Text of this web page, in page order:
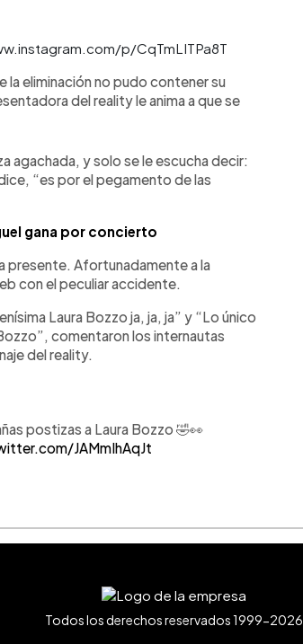
p/CqTmLITPa8T
la eliminación no pudo contener su
del reality le anima a que se
agachada, y solo se le escucha decir:
“es por el pegamento de las
gana por concierto
presente. Afortunadamente a la
con el peculiar accidente.
Laura Bozzo ja, ja, ja” y “Lo único
comentaron los internautas
del reality.
postizas a Laura Bozzo 🤣👀
JAMmIhAqJt
Todos los derechos reservados 1999-2026